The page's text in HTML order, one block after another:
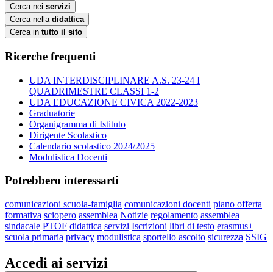
Cerca nei servizi
Cerca nella didattica
Cerca in tutto il sito
Ricerche frequenti
UDA INTERDISCIPLINARE A.S. 23-24 I
QUADRIMESTRE CLASSI 1-2
UDA EDUCAZIONE CIVICA 2022-2023
Graduatorie
Organigramma di Istituto
Dirigente Scolastico
Calendario scolastico 2024/2025
Modulistica Docenti
Potrebbero interessarti
comunicazioni scuola-famiglia comunicazioni docenti piano offerta
formativa sciopero assemblea Notizie regolamento assemblea
sindacale PTOF didattica servizi Iscrizioni libri di testo erasmus+
scuola primaria privacy modulistica sportello ascolto sicurezza SSIG
Accedi ai servizi